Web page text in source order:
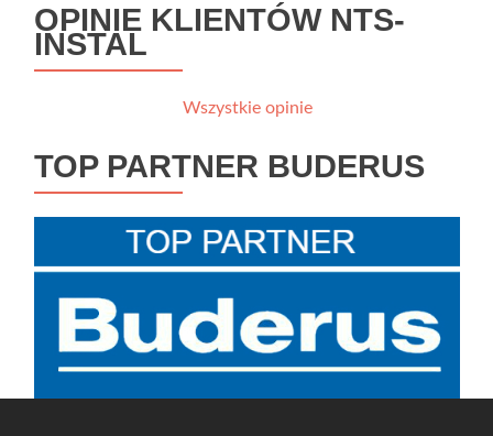
OPINIE KLIENTÓW NTS-
INSTAL
Wszystkie opinie
TOP PARTNER BUDERUS